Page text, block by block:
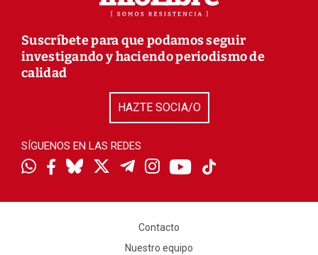
Suscríbete para que podamos seguir
investigando y haciendo periodismo de
calidad
HAZTE SOCIA/O
SÍGUENOS EN LAS REDES
Contacto
Nuestro equipo